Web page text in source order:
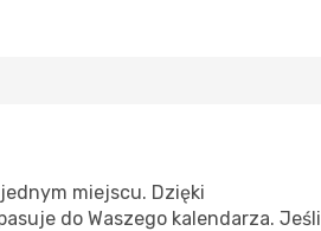
miejscu. Dzięki
do Waszego kalendarza. Jeśli